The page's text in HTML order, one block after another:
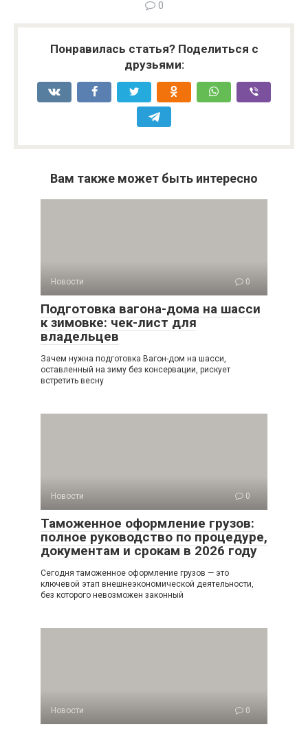
0
Понравилась статья? Поделиться с
друзьями:
Вам также может быть интересно
Новости 0
Подготовка вагона-дома на шасси
к зимовке: чек-лист для
владельцев
Зачем нужна подготовка Вагон-дом на шасси,
оставленный на зиму без консервации, рискует
встретить весну
Новости 0
Таможенное оформление грузов:
полное руководство по процедуре,
документам и срокам в 2026 году
Сегодня таможенное оформление грузов — это
ключевой этап внешнеэкономической деятельности,
без которого невозможен законный
Новости 0